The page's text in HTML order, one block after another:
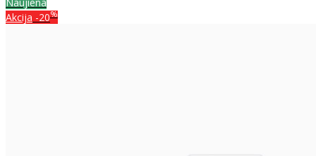
Akcija -20%